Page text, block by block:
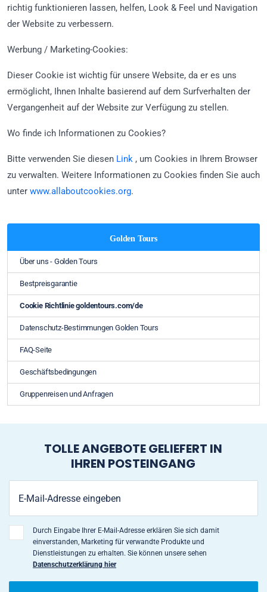
Golden Tours
Über uns - Golden Tours
Bestpreisgarantie
Cookie Richtlinie goldentours.com/de
Datenschutz-Bestimmungen Golden Tours
FAQ-Seite
Geschäftsbedingungen
Gruppenreisen und Anfragen
richtig funktionieren lassen, helfen, Look & Feel und Navigation
der Website zu verbessern.
Werbung / Marketing-Cookies:
Dieser Cookie ist wichtig für unsere Website, da er es uns
ermöglicht, Ihnen Inhalte basierend auf dem Surfverhalten der
Vergangenheit auf der Website zur Verfügung zu stellen.
Wo finde ich Informationen zu Cookies?
Bitte verwenden Sie diesen Link , um Cookies in Ihrem Browser
zu verwalten. Weitere Informationen zu Cookies finden Sie auch
unter www.allaboutcookies.org.
TOLLE ANGEBOTE GELIEFERT IN
IHREN POSTEINGANG
Durch Eingabe Ihrer E-Mail-Adresse erklären Sie sich damit
einverstanden, Marketing für verwandte Produkte und
Dienstleistungen zu erhalten. Sie können unsere sehen
Datenschutzerklärung hier